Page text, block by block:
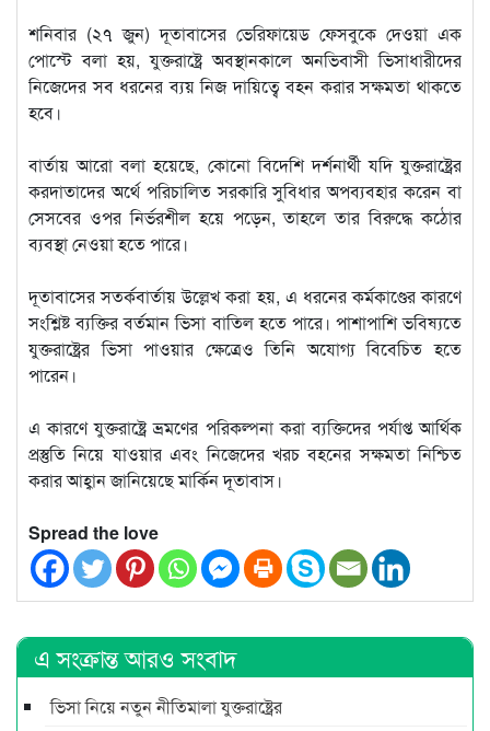
শনিবার (২৭ জুন) দূতাবাসের ভেরিফায়েড ফেসবুকে দেওয়া এক
পোস্টে বলা হয়, যুক্তরাষ্ট্রে অবস্থানকালে অনভিবাসী ভিসাধারীদের
নিজেদের সব ধরনের ব্যয় নিজ দায়িত্বে বহন করার সক্ষমতা থাকতে
হবে।
বার্তায় আরো বলা হয়েছে, কোনো বিদেশি দর্শনার্থী যদি যুক্তরাষ্ট্রের
করদাতাদের অর্থে পরিচালিত সরকারি সুবিধার অপব্যবহার করেন বা
সেসবের ওপর নির্ভরশীল হয়ে পড়েন, তাহলে তার বিরুদ্ধে কঠোর
ব্যবস্থা নেওয়া হতে পারে।
দূতাবাসের সতর্কবার্তায় উল্লেখ করা হয়, এ ধরনের কর্মকাণ্ডের কারণে
সংশ্লিষ্ট ব্যক্তির বর্তমান ভিসা বাতিল হতে পারে। পাশাপাশি ভবিষ্যতে
যুক্তরাষ্ট্রের ভিসা পাওয়ার ক্ষেত্রেও তিনি অযোগ্য বিবেচিত হতে
পারেন।
এ কারণে যুক্তরাষ্ট্রে ভ্রমণের পরিকল্পনা করা ব্যক্তিদের পর্যাপ্ত আর্থিক
প্রস্তুতি নিয়ে যাওয়ার এবং নিজেদের খরচ বহনের সক্ষমতা নিশ্চিত
করার আহ্বান জানিয়েছে মার্কিন দূতাবাস।
Spread the love
এ সংক্রান্ত আরও সংবাদ
ভিসা নিয়ে নতুন নীতিমালা যুক্তরাষ্ট্রের